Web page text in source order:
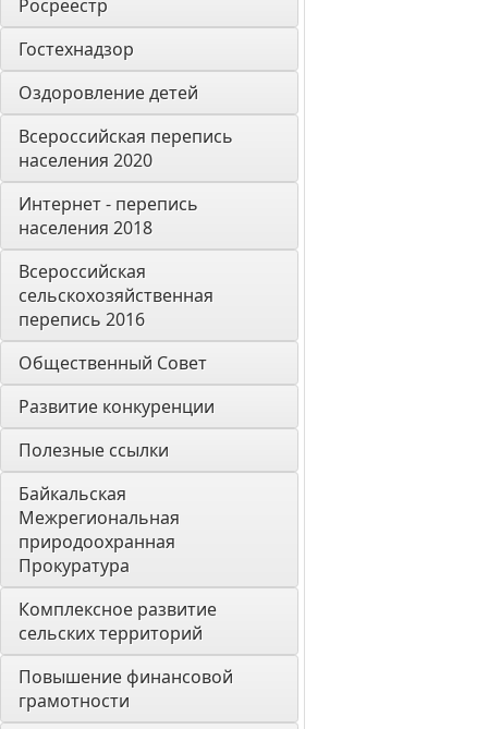
Росреестр
Гостехнадзор
Оздоровление детей
Всероссийская перепись
населения 2020
Интернет - перепись
населения 2018
Всероссийская
сельскохозяйственная
перепись 2016
Общественный Совет
Развитие конкуренции
Полезные ссылки
Байкальская
Межрегиональная
природоохранная
Прокуратура
Комплексное развитие
сельских территорий
Повышение финансовой
грамотности